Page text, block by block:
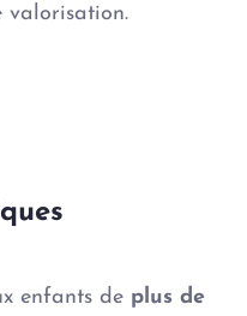
valorisation.
enfants de plus de